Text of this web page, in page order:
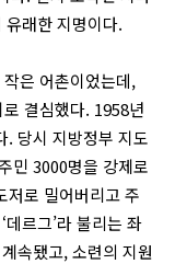
유래한 지명이다.
은 어촌이었는데,
결심했다. 1958년
. 당시 지방정부 지도
민 3000명을 강제로
저로 밀어버리고 주
르그’라 불리는 좌
속됐고, 소련의 지원